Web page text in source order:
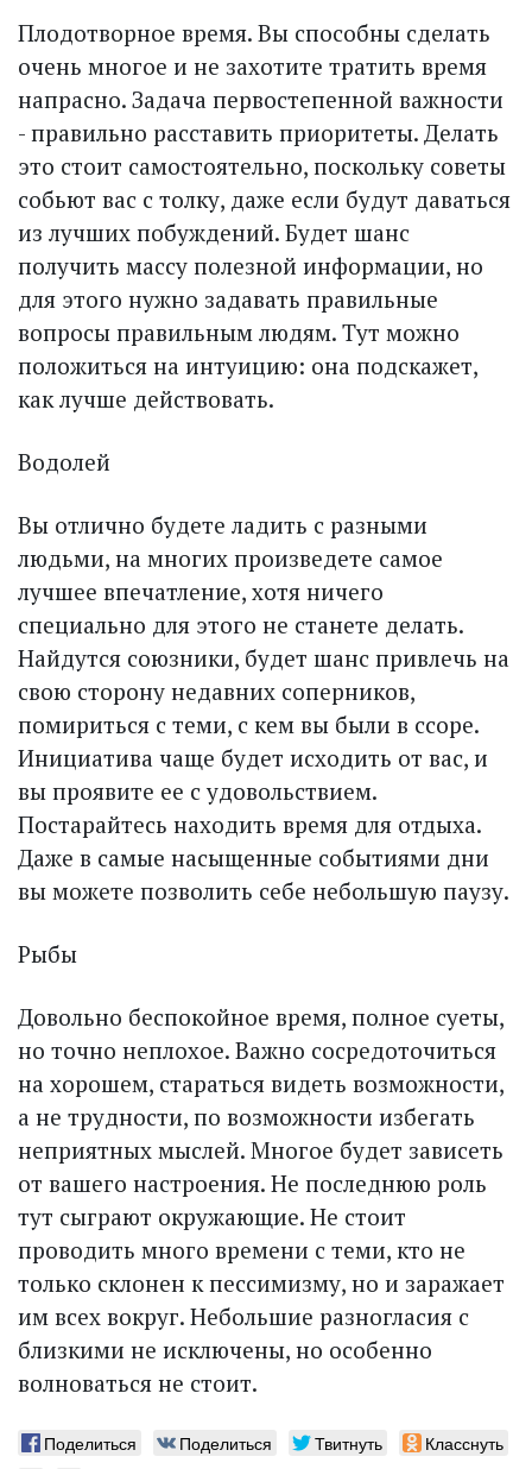
Плодотворное время. Вы способны сделать
очень многое и не захотите тратить время
напрасно. Задача первостепенной важности
- правильно расставить приоритеты. Делать
это стоит самостоятельно, поскольку советы
собьют вас с толку, даже если будут даваться
из лучших побуждений. Будет шанс
получить массу полезной информации, но
для этого нужно задавать правильные
вопросы правильным людям. Тут можно
положиться на интуицию: она подскажет,
как лучше действовать.
Водолей
Вы отлично будете ладить с разными
людьми, на многих произведете самое
лучшее впечатление, хотя ничего
специально для этого не станете делать.
Найдутся союзники, будет шанс привлечь на
свою сторону недавних соперников,
помириться с теми, с кем вы были в ссоре.
Инициатива чаще будет исходить от вас, и
вы проявите ее с удовольствием.
Постарайтесь находить время для отдыха.
Даже в самые насыщенные событиями дни
вы можете позволить себе небольшую паузу.
Рыбы
Довольно беспокойное время, полное суеты,
но точно неплохое. Важно сосредоточиться
на хорошем, стараться видеть возможности,
а не трудности, по возможности избегать
неприятных мыс­лей. Многое будет зависеть
от вашего настроения. Не последнюю роль
тут сыграют окружающие. Не стоит
проводить много времени с теми, кто не
только склонен к пессимизму, но и заражает
им всех вокруг. Небольшие разногласия с
близкими не исключены, но особенно
волноваться не стоит.
Поделиться Поделиться Твитнуть Класснуть